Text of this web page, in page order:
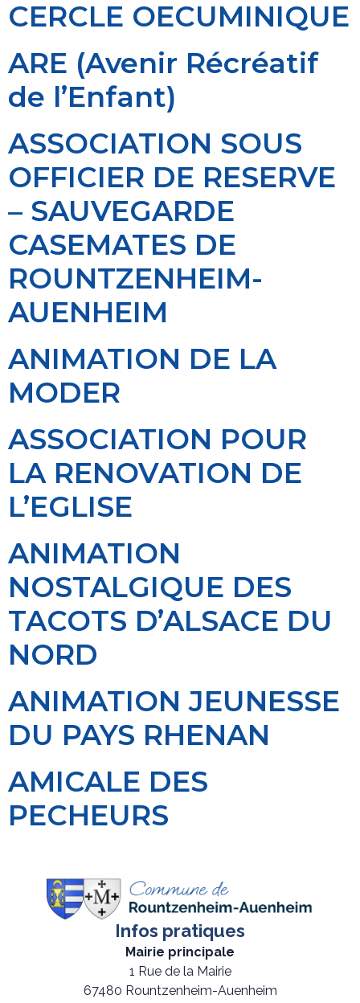
CERCLE OECUMINIQUE
ARE (Avenir Récréatif
de l’Enfant)
ASSOCIATION SOUS
OFFICIER DE RESERVE
– SAUVEGARDE
CASEMATES DE
ROUNTZENHEIM-
AUENHEIM
ANIMATION DE LA
MODER
ASSOCIATION POUR
LA RENOVATION DE
L’EGLISE
ANIMATION
NOSTALGIQUE DES
TACOTS D’ALSACE DU
NORD
ANIMATION JEUNESSE
DU PAYS RHENAN
AMICALE DES
PECHEURS
Infos pratiques
Mairie principale
1 Rue de la Mairie
67480 Rountzenheim-Auenheim